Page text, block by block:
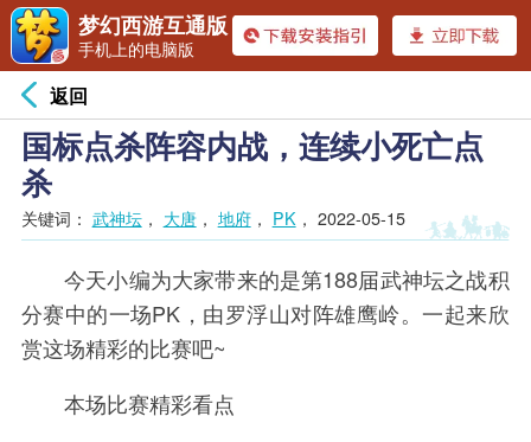
返回
国标点杀阵容内战，连续小死亡点
杀
关键词： 武神坛， 大唐， 地府， PK ， 2022-05-15
今天小编为大家带来的是第188届武神坛之战积
分赛中的一场PK，由罗浮山对阵雄鹰岭。一起来欣
赏这场精彩的比赛吧~
本场比赛精彩看点
梦幻西游互通版
手机上的电脑版